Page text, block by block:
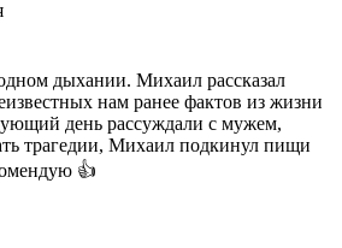
дыхании. Михаил рассказал
нам ранее фактов из жизни
день рассуждали с мужем,
трагедии, Михаил подкинул пищи
👍